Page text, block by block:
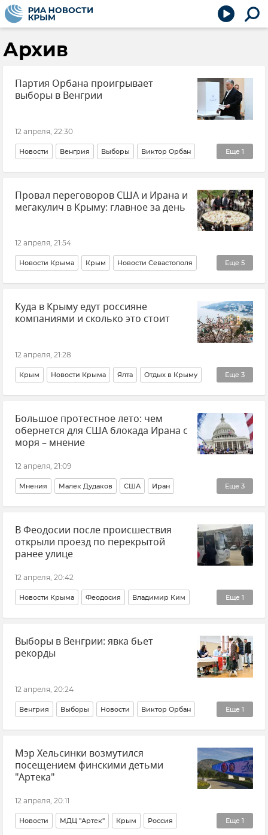
Архив
Партия Орбана проигрывает
выборы в Венгрии
12 апреля, 22:30
Еще 1
Новости Венгрия Выборы Виктор Орбан
Европа
Провал переговоров США и Ирана и
мегакулич в Крыму: главное за день
12 апреля, 21:54
Еще 5
Новости Крыма Крым Новости Севастополя
Севастополь Новости Россия В мире
Главное за день
Куда в Крыму едут россияне
компаниями и сколько это стоит
12 апреля, 21:28
Еще 3
Крым Новости Крыма Ялта Отдых в Крыму
Внутренний туризм Крым курортный
Туризм в Крыму
Большое протестное лето: чем
обернется для США блокада Ирана с
моря – мнение
12 апреля, 21:09
Еще 3
Мнения Малек Дудаков США Иран
Обострение между Ираном и США
Ближний Восток Дональд Трамп
В Феодосии после происшествия
открыли проезд по перекрытой
ранее улице
12 апреля, 20:42
Еще 1
Новости Крыма Феодосия Владимир Ким
Транспорт
Выборы в Венгрии: явка бьет
рекорды
12 апреля, 20:24
Еще 1
Венгрия Выборы Новости Виктор Орбан
Европа
Мэр Хельсинки возмутился
посещением финскими детьми
"Артека"
12 апреля, 20:11
Еще 1
Новости МДЦ "Артек" Крым Россия